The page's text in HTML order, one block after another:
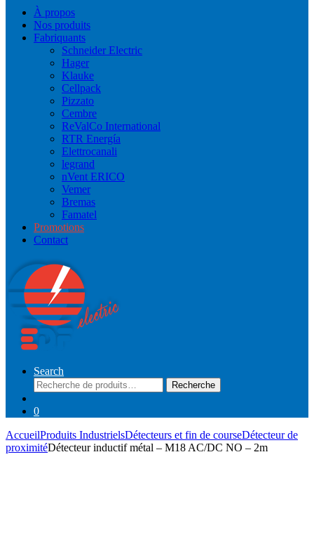
À propos
Nos produits
Fabriquants
Schneider Electric
Hager
Klauke
Cellpack
Pizzato
Cembre
ReValCo International
RTR Energía
Elettrocanali
legrand
nVent ERICO
Vemer
Bremas
Famatel
Promotions
Contact
Search
Recherche
pour :
Recherche
0
AccueilProduits IndustrielsDétecteurs et fin de courseDétecteur de
proximitéDétecteur inductif métal – M18 AC/DC NO – 2m